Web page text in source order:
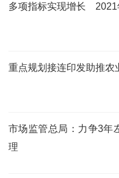
多项指标实现增长 2021
重点规划接连印发助推农
市场监管总局：力争3年
理